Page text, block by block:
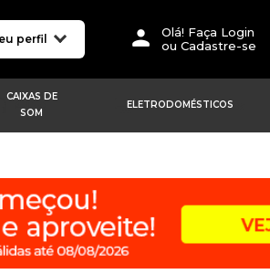
perfil
Olá! Faça Login
ou Cadastre-se
CAIXAS DE
SOM
ELETRODOMÉSTICOS